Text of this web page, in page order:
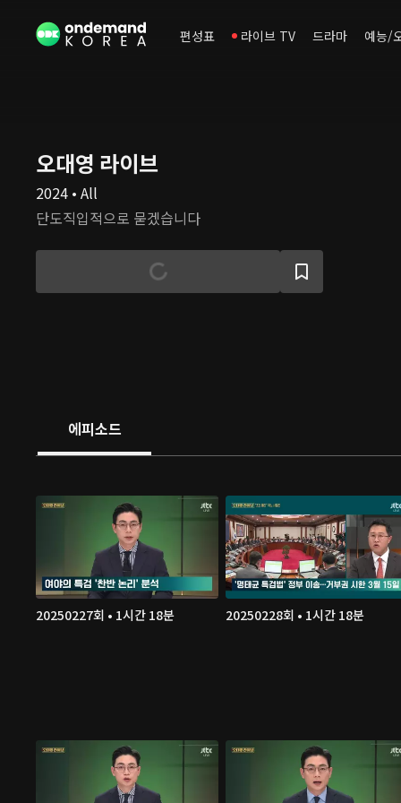
편성표 라이브 TV 드라마 예능/
오대영 라이브
2024 • All
단도직입적으로 묻겠습니다
에피소드
20250227회 • 1시간 18분 20250228회 • 1시간 18분